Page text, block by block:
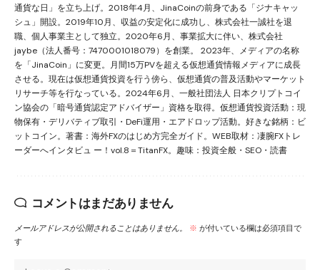
通貨な日」を立ち上げ。2018年4月、JinaCoinの前身である「ジナキャッ
シュ」開設。2019年10月、収益の安定化に成功し、株式会社一誠社を退
職、個人事業主として独立。2020年6月、事業拡大に伴い、株式会社
jaybe（法人番号：7470001018079）を創業。 2023年、メディアの名称
を「JinaCoin」に変更。月間15万PVを超える仮想通貨情報メディアに成長
させる。現在は仮想通貨投資を行う傍ら、仮想通貨の普及活動やマーケット
リサーチ等を行なっている。2024年6月、一般社団法人 日本クリプトコイ
ン協会の「暗号通貨認定アドバイザー」資格を取得。仮想通貨投資活動：現
物保有・デリバティブ取引・DeFi運用・エアドロップ活動。好きな銘柄：ビ
ットコイン。著書：海外FXのはじめ方完全ガイド。WEB取材：凄腕FXトレ
ーダーへインタビュ ー！vol.8＝TitanFX。趣味：投資全般・SEO・読書
コメントはまだありません
メールアドレスが公開されることはありません。 ※ が付いている欄は必須項目で
す